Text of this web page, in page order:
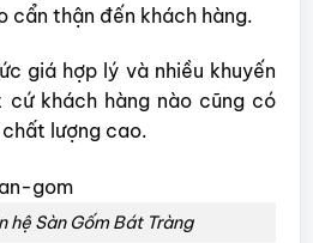
cẩn thận đến khách hàng.
giá hợp lý và nhiều khuyến
khách hàng nào cũng có
lượng cao.
hệ Sàn Gốm Bát Tràng